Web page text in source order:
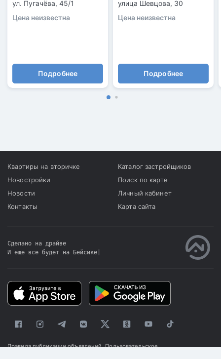
ул. Пугачёва, 45/1
Цена неизвестна
Подробнее
улица Шевцова, 30
Цена неизвестна
Подробнее
Квартиры на вторичке
Новостройки
Новости
Контакты
Каталог застройщиков
Поиск по карте
Личный кабинет
Карта сайта
Сделано на драйве
И еще все будет на Бейсике
Правила публикации объявлений Пользовательское